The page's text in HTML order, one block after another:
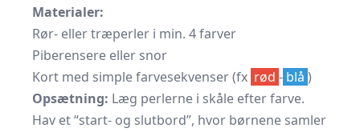
Materialer:
Rør- eller træperler i min. 4 farver
Piberensere eller snor
Kort med simple farvesekvenser (fx rød - blå )
Opsætning: Læg perlerne i skåle efter farve.
Hav et “start- og slutbord”, hvor børnene samler